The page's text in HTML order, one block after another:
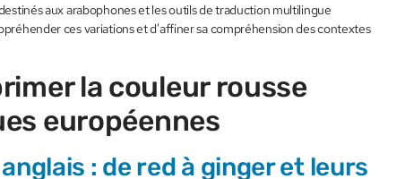
aux arabophones et les outils de traduction multilingue
ces variations et d'affiner sa compréhension des contextes
la couleur rousse
européennes
: de red à ginger et leurs